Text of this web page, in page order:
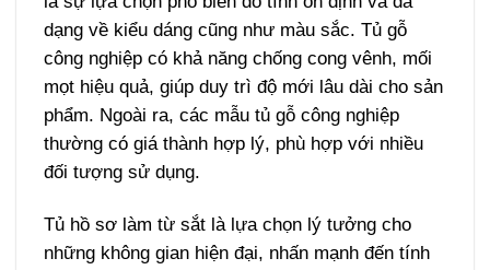
dạng về kiểu dáng cũng như màu sắc. Tủ gỗ
công nghiệp có khả năng chống cong vênh, mối
mọt hiệu quả, giúp duy trì độ mới lâu dài cho sản
phẩm. Ngoài ra, các mẫu tủ gỗ công nghiệp
thường có giá thành hợp lý, phù hợp với nhiều
đối tượng sử dụng.
Tủ hồ sơ làm từ sắt là lựa chọn lý tưởng cho
những không gian hiện đại, nhấn mạnh đến tính